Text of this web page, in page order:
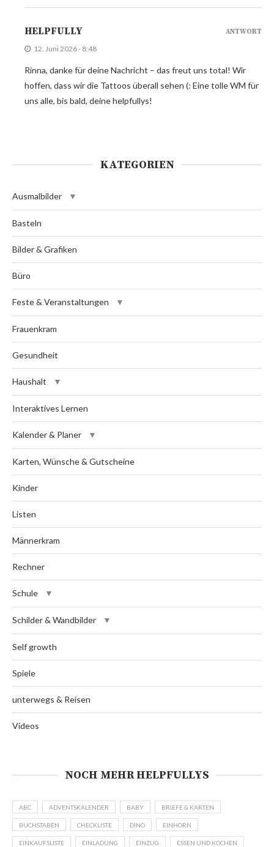
HELPFULLY
12. Juni 2026 - 8:48
Rinna, danke für deine Nachricht – das freut uns total! Wir
hoffen, dass wir die Tattoos überall sehen (: Eine tolle WM für
uns alle, bis bald, deine helpfullys!
ANTWORT
KATEGORIEN
Ausmalbilder
Basteln
Bilder & Grafiken
Büro
Feste & Veranstaltungen
Frauenkram
Gesundheit
Haushalt
Interaktives Lernen
Kalender & Planer
Karten, Wünsche & Gutscheine
Kinder
Listen
Männerkram
Rechner
Schule
Schilder & Wandbilder
Self growth
Spiele
unterwegs & Reisen
Videos
NOCH MEHR HELPFULLYS
ABC ADVENTSKALENDER BABY BRIEFE & KARTEN
BUCHSTABEN CHECKLISTE DINO EINHORN
EINKAUFSLISTE EINLADUNG EINZUG ESSEN UND KOCHEN